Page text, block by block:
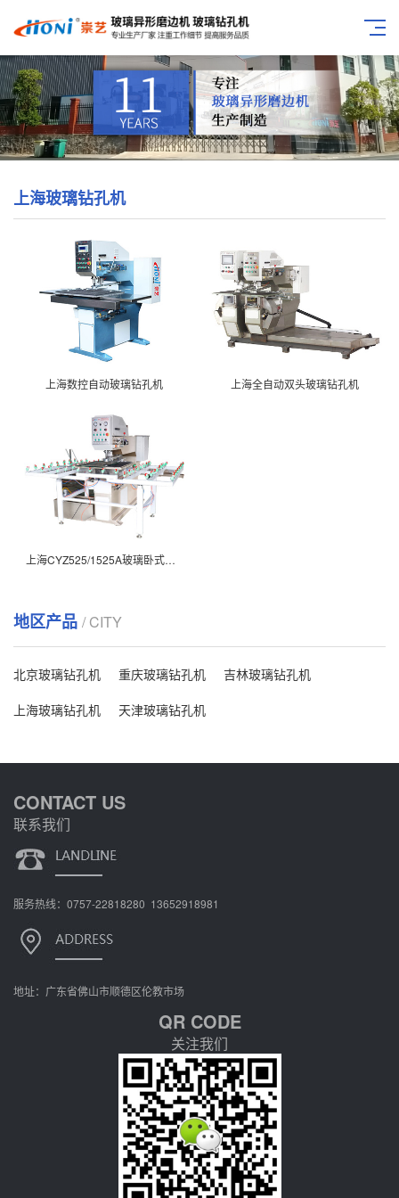
上海玻璃钻孔机
上海数控自动玻璃钻孔机 上海全自动双头玻璃钻孔机
上海CYZ525/1525A玻璃卧式钻孔机
地区产品 / CITY
北京玻璃钻孔机 重庆玻璃钻孔机
吉林玻璃钻孔机
上海玻璃钻孔机
天津玻璃钻孔机
CONTACT US
联系我们
服务热线：0757-22818280 13652918981
地址：广东省佛山市顺德区伦教市场
QR CODE
关注我们